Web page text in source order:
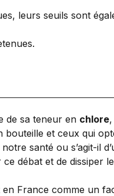
leurs seuils sont
de sa teneur en chlore
et ceux qui
santé ou s’agit-il
débat et de dissiper
en France comme un